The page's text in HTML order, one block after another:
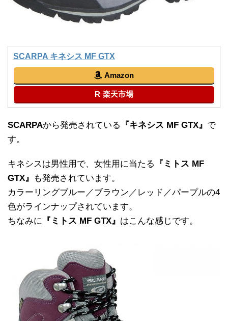
SCARPA キネシス MF GTX
Amazon
楽天市場
SCARPAから発売されている 『キネシス MF GTX』 で
す。
キネシスは男性用で、女性用に当たる
『ミトス MF
GTX』
も発売されています。
カラーリングブルー／ブラウン／レッド／パープルの4
色がラインナップされています。
ちなみに
『ミトス MF GTX』 はこんな感じです。